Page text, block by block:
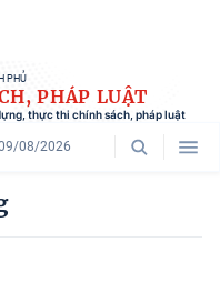
PHỦ
PHÁP LUẬT
thực thi chính sách, pháp luật
08/2026